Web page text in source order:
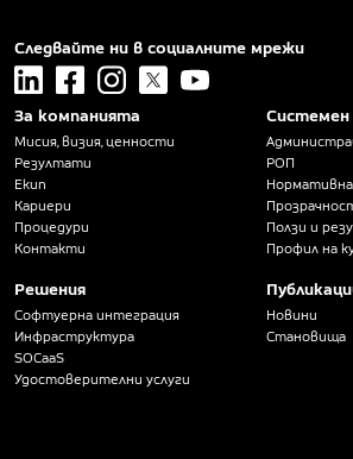
Следвайте ни в социалните мрежи
linkedin facebookinstagram
x youtube
За компанията
Мисия, визия, ценности
Резултати
Екип
Кариери
Процедури
Контакти
Решения
Софтуерна интеграция
Инфраструктура
SOCaaS
Удостоверителни услуги
РОП
Ползи и
Профил на
Новини
Становища